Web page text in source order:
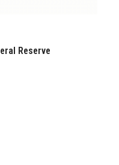
Reserve